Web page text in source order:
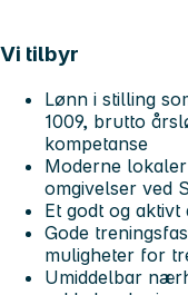
Vi tilbyr
Lønn i stilling
1009, brutto
kompetanse
Moderne
omgivelser ved
Et godt og aktivt
Gode
muligheter for
Umiddelbar